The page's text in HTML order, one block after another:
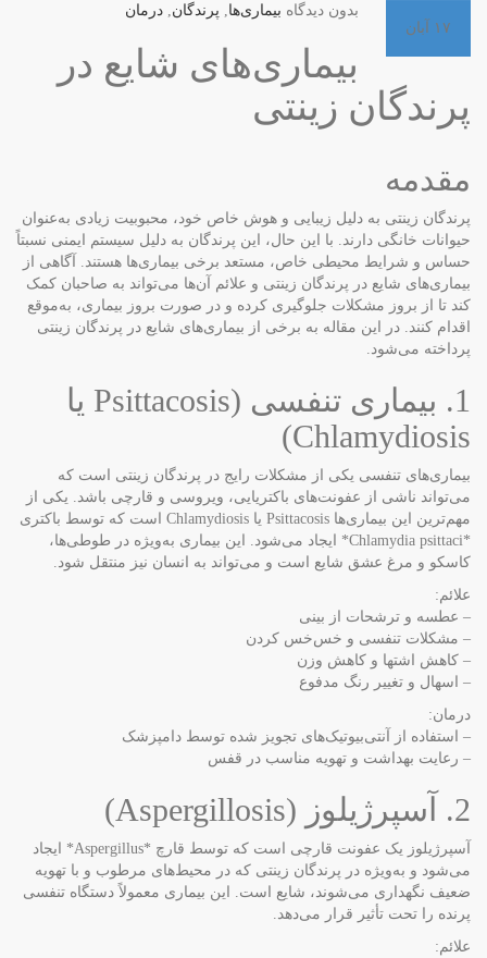
۱۷ آبان
بدون دیدگاه بیماری‌ها پرندگان درمان
بیماری‌های شایع در
پرندگان زینتی
مقدمه
پرندگان زینتی به دلیل زیبایی و هوش خاص خود، محبوبیت زیادی به‌عنوان
حیوانات خانگی دارند. با این حال، این پرندگان به دلیل سیستم ایمنی نسبتاً
حساس و شرایط محیطی خاص، مستعد برخی بیماری‌ها هستند. آگاهی از
بیماری‌های شایع در پرندگان زینتی و علائم آن‌ها می‌تواند به صاحبان کمک
کند تا از بروز مشکلات جلوگیری کرده و در صورت بروز بیماری، به‌موقع
اقدام کنند. در این مقاله به برخی از بیماری‌های شایع در پرندگان زینتی
پرداخته می‌شود.
1. بیماری تنفسی (Psittacosis یا
Chlamydiosis)
بیماری‌های تنفسی یکی از مشکلات رایج در پرندگان زینتی است که
می‌تواند ناشی از عفونت‌های باکتریایی، ویروسی و قارچی باشد. یکی از
مهم‌ترین این بیماری‌ها Psittacosis یا Chlamydiosis است که توسط باکتری
*Chlamydia psittaci* ایجاد می‌شود. این بیماری به‌ویژه در طوطی‌ها،
کاسکو و مرغ عشق شایع است و می‌تواند به انسان نیز منتقل شود.
علائم:
– عطسه و ترشحات از بینی
– مشکلات تنفسی و خس‌خس کردن
– کاهش اشتها و کاهش وزن
– اسهال و تغییر رنگ مدفوع
درمان:
– استفاده از آنتی‌بیوتیک‌های تجویز شده توسط دامپزشک
– رعایت بهداشت و تهویه مناسب در قفس
2. آسپرژیلوز (Aspergillosis)
آسپرژیلوز یک عفونت قارچی است که توسط قارچ *Aspergillus* ایجاد
می‌شود و به‌ویژه در پرندگان زینتی که در محیط‌های مرطوب و با تهویه
ضعیف نگهداری می‌شوند، شایع است. این بیماری معمولاً دستگاه تنفسی
پرنده را تحت تأثیر قرار می‌دهد.
علائم: